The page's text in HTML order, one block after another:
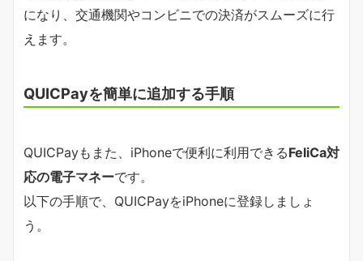
になり、交通機関やコンビニでの決済がスムーズに行
えます。
QUICPayを簡単に追加する手順
QUICPayもまた、iPhoneで便利に利用できるFeliCa対
応の電子マネーです。
以下の手順で、QUICPayをiPhoneに登録しましょ
う。